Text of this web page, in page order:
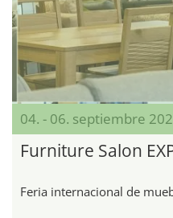
04. - 06. septiembre
Furniture Salon
Feria internacional de